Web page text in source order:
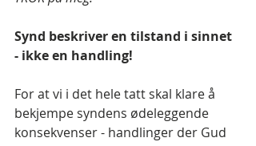
Synd beskriver en tilstand i sinnet
- ikke en handling!
For at vi i det hele tatt skal klare å
bekjempe syndens ødeleggende
konsekvenser - handlinger der Gud